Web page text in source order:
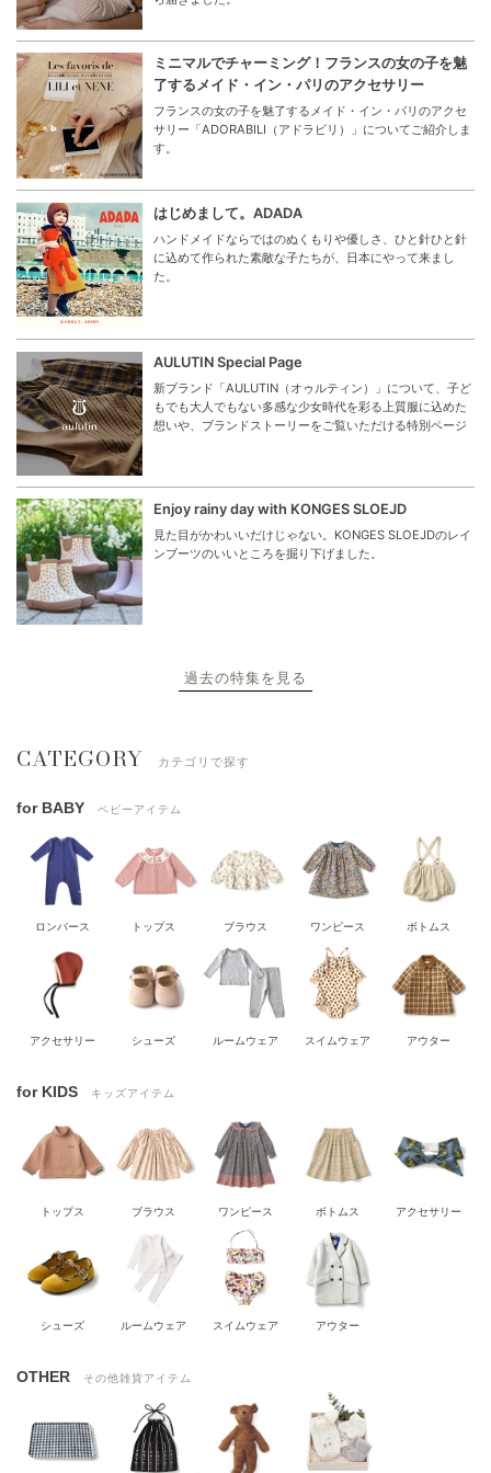
ミニマルでチャーミング！フランスの女の子を魅
了するメイド・イン・パリのアクセサリー
フランスの女の子を魅了するメイド・イン・パリのアクセ
サリー「ADORABILI（アドラビリ）」についてご紹介しま
す。
はじめまして。ADADA
ハンドメイドならではのぬくもりや優しさ、ひと針ひと針
に込めて作られた素敵な子たちが、日本にやって来まし
た。
AULUTIN Special Page
新ブランド「AULUTIN（オゥルティン）」について、子ど
もでも大人でもない多感な少女時代を彩る上質服に込めた
想いや、ブランドストーリーをご覧いただける特別ページ
Enjoy rainy day with KONGES SLOEJD
見た目がかわいいだけじゃない。KONGES SLOEJDのレイ
ンブーツのいいところを掘り下げました。
過去の特集を見る
CATEGORY カテゴリで探す
for BABY ベビーアイテム
ロンパース トップス ブラウス ワンピース ボトムス
アクセサリー シューズ ルームウェア スイムウェア アウター
for KIDS キッズアイテム
トップス ブラウス ワンピース ボトムス アクセサリー
シューズ ルームウェア スイムウェア アウター
OTHER その他雑貨アイテム